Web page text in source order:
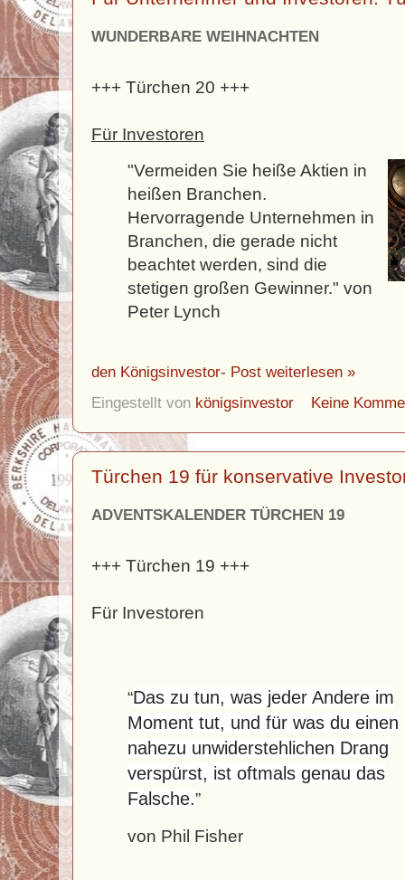
WUNDERBARE WEIHNACHTEN
+++ Türchen 20 +++
Für Investoren
"Vermeiden Sie heiße Aktien in
heißen Branchen.
Hervorragende Unternehmen in
Branchen, die gerade nicht
beachtet werden, sind die
stetigen großen Gewinner." von
Peter Lynch
den Königsinvestor- Post weiterlesen »
Eingestellt von königsinvestor Keine
Türchen 19 für konservative
ADVENTSKALENDER TÜRCHEN 19
+++ Türchen 19 +++
Für Investoren
“Das zu tun, was jeder Andere im
Moment tut, und für was du einen
nahezu unwiderstehlichen Drang
verspürst, ist oftmals genau das
Falsche.”
von Phil Fisher